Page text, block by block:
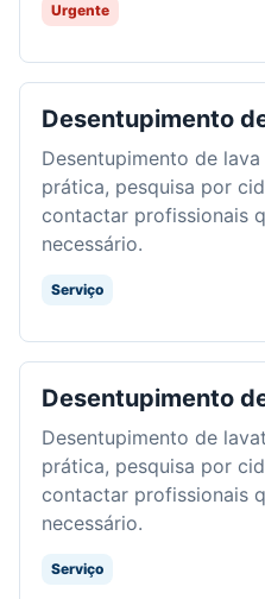
Urgente
Desentupimento
Desentupimento de
prática, pesquisa por
contactar profissionais
necessário.
Serviço
Desentupimento
Desentupimento de
prática, pesquisa por
contactar profissionais
necessário.
Serviço